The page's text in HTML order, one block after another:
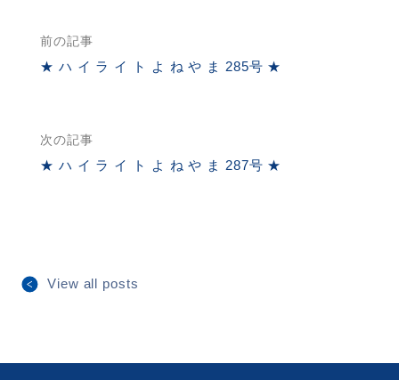
前の記事
★ ハ イ ラ イ ト よ ね や ま 285号 ★
次の記事
★ ハ イ ラ イ ト よ ね や ま 287号 ★
View all posts